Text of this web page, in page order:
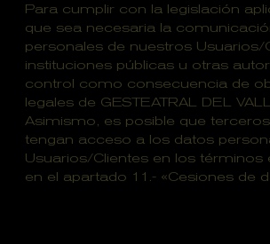
Para cumplir con la legislación
que sea necesaria la
personales de nuestros Usuarios/
instituciones públicas u otras
control como consecuencia de
legales de GESTEATRAL DEL
Asimismo, es posible que
tengan acceso a los datos
Usuarios/Clientes en los términos
en el apartado 11.- «Cesiones de